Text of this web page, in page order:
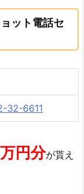
ット電話セ
32-6611
円分が貰え